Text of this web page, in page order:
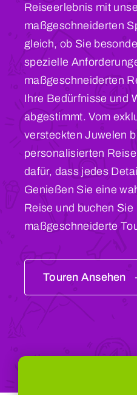
Reiseerlebnis mit
maßgeschneiderten
gleich, ob Sie
spezielle
maßgeschneiderten
Ihre Bedürfnisse und
abgestimmt. Vom
versteckten Juwelen
personalisierten
dafür, dass jedes
Genießen Sie eine
Reise und buchen
maßgeschneiderte
Touren Ansehen